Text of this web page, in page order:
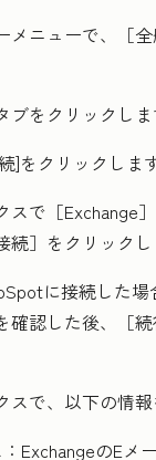
ニューで、
［
ブをクリックしま
]をクリックしま
スで ［Exchange
続］をクリックし
に接続した
認した後、
［
スで、以下の情報
ExchangeのEメ